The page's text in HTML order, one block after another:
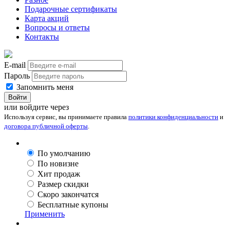
Подарочные сертификаты
Карта акций
Вопросы и ответы
Контакты
E-mail
Пароль
Запомнить меня
Войти
или войдите через
Используя сервис, вы принимаете правила политики конфиденциальности и
договора публичной оферты
По умолчанию
По новизне
Хит продаж
Размер скидки
Скоро закончатся
Бесплатные купоны
Применить